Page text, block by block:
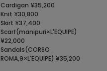
Cardigan ¥35,200
Knit ¥30,800
Skirt ¥37,400
Scarf(manipuri×L'EQUIPE)
¥22,000
Sandals(CORSO
ROMA,9×L'EQUIPE) ¥35,200